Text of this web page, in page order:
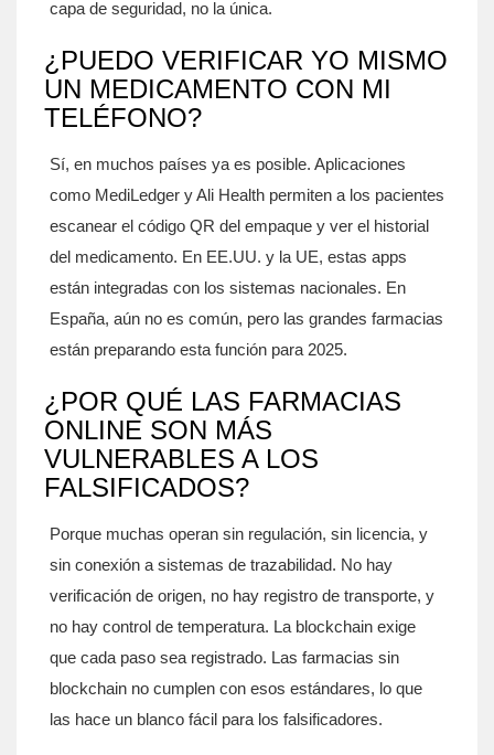
capa de seguridad, no la única.
¿PUEDO VERIFICAR YO MISMO
UN MEDICAMENTO CON MI
TELÉFONO?
Sí, en muchos países ya es posible. Aplicaciones
como MediLedger y Ali Health permiten a los pacientes
escanear el código QR del empaque y ver el historial
del medicamento. En EE.UU. y la UE, estas apps
están integradas con los sistemas nacionales. En
España, aún no es común, pero las grandes farmacias
están preparando esta función para 2025.
¿POR QUÉ LAS FARMACIAS
ONLINE SON MÁS
VULNERABLES A LOS
FALSIFICADOS?
Porque muchas operan sin regulación, sin licencia, y
sin conexión a sistemas de trazabilidad. No hay
verificación de origen, no hay registro de transporte, y
no hay control de temperatura. La blockchain exige
que cada paso sea registrado. Las farmacias sin
blockchain no cumplen con esos estándares, lo que
las hace un blanco fácil para los falsificadores.